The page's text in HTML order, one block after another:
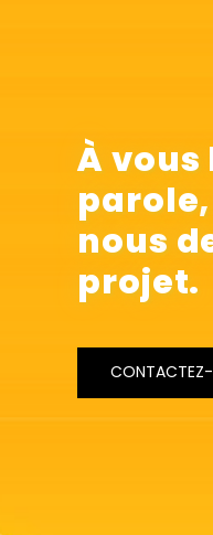
À vous
parole,
nous
projet.